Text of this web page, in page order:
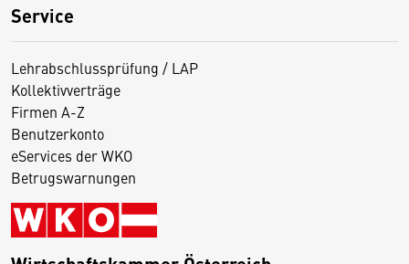
Service
Lehrabschlussprüfung / LAP
Kollektivverträge
Firmen A-Z
Benutzerkonto
eServices der WKO
Betrugswarnungen